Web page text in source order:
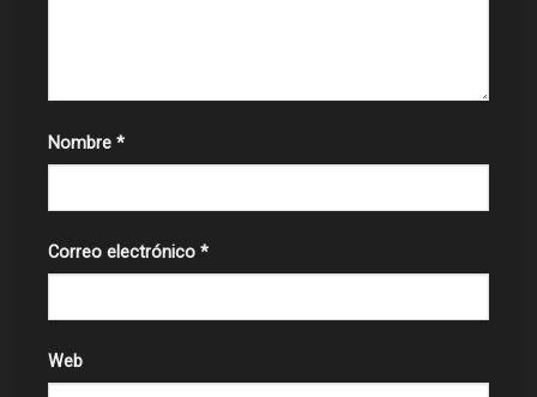
Nombre *
Correo electrónico *
Web